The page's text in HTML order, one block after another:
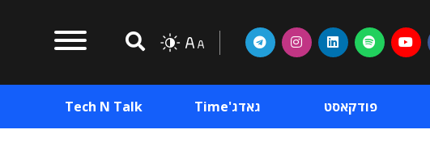
פודקאסט גאדג'Time Tech N Talk